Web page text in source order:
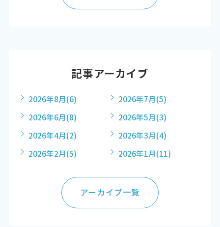
記事アーカイブ
2026年8月(6) 2026年7月(5)
2026年6月(8) 2026年5月(3)
2026年4月(2) 2026年3月(4)
2026年2月(5) 2026年1月(11)
アーカイブ一覧